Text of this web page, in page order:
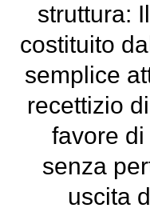
struttura:
costituito
semplice
recettizio
favore
senza
uscita